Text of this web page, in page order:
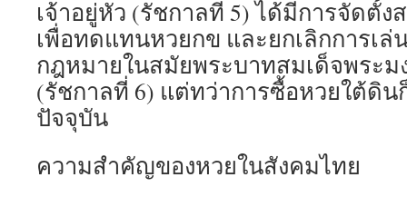
เจ้าอยู่หัว (รัชกาลที่ 5) ได้มีการจัดตั้
เพื่อทดแทนหวยกข และยกเลิกการเล่
กฎหมายในสมัยพระบาทสมเด็จพระม
(รัชกาลที่ 6) แต่ทว่าการซื้อหวยใต้ดิน
ปัจจุบัน
ความสำคัญของหวยในสังคมไทย